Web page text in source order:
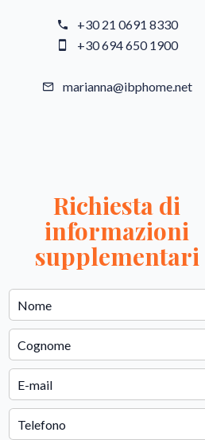
+30 21 0691 8330
+30 694 650 1900
marianna@ibphome.net
Richiesta di
informazioni
supplementari